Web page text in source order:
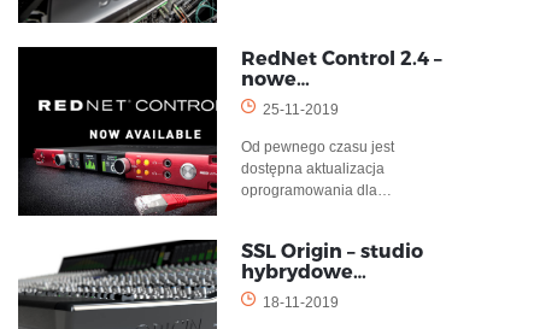
RedNet Control 2.4 –
nowe…
25-11-2019
Od pewnego czasu jest
dostępna aktualizacja
oprogramowania dla…
SSL Origin – studio
hybrydowe…
18-11-2019